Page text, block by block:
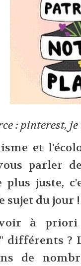
: pinterest,
et
parler
plus juste,
sujet du jour !
à priori
différents ?
de